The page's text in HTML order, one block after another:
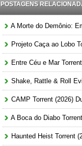
POSTAGENS
A Morte do Demônio:
Projeto Caça ao Lobo
Entre Céu e Mar
Shake, Rattle & Roll
CAMP Torrent (2026)
A Boca do Diabo
Haunted Heist Torrent